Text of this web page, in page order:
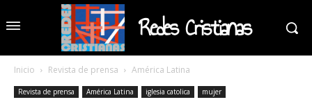
Redes Cristianas
Inicio Revista de prensa América Latina
Revista de prensa América Latina iglesia catolica mujer